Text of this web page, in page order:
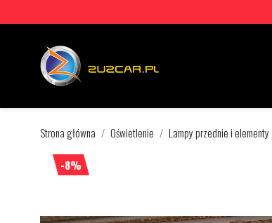
Strona główna Oświetlenie Lampy przednie i elementy
-8%